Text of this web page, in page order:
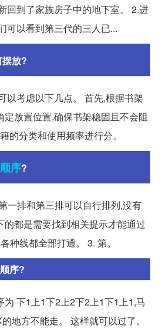
回到了家族房子中的地下室。 2.进
可以看到第三代的三人已...
放?
以考虑以下几点。 首先,根据书架
定放置位置,确保书架稳固且不会阻
的分类和使用频率进行分。
顺序?
一排和第三排可以自行排列,没有
的都是需要找到相关提示才能通过
种线都全部打通。 3. 第。
序?
下1上1下2上2下2上1下1上1,马
地方不能走。 这样就可以过了。